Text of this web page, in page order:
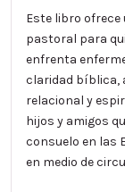
Este libro
pastoral para
enfrenta
claridad bíblica,
relacional y
hijos y amigos
consuelo en las
en medio de